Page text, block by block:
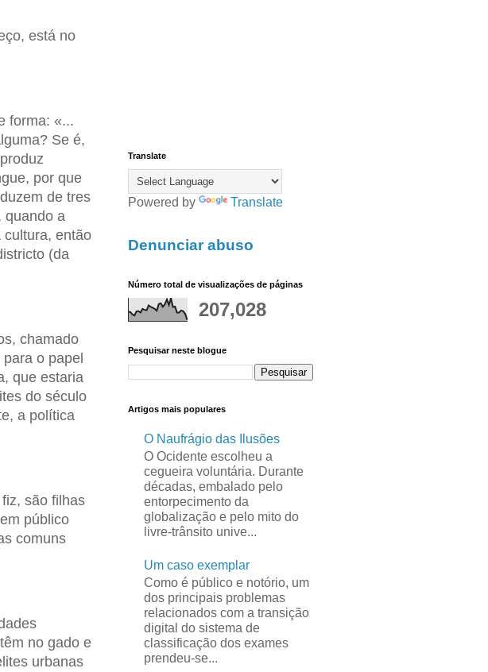
está no
forma: «...
Se é,
por que
de tres
quando a
então
(da
chamado
o papel
que estaria
do século
a política
são filhas
público
comuns
no gado e
urbanas
Translate
Powered by Translate
Denunciar abuso
Número total de visualizações de páginas
207,028
Pesquisar neste blogue
Artigos mais populares
O Naufrágio das Ilusões
O Ocidente escolheu a
cegueira voluntária. Durante
décadas, embalado pelo
entorpecimento da
globalização e pelo mito do
livre-trânsito unive...
Um caso exemplar
Como é público e notório, um
dos principais problemas
relacionados com a transição
digital do sistema de
classificação dos exames
prendeu-se...